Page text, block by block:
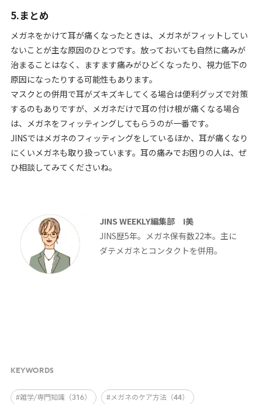
5.まとめ
メガネをかけて耳が痛くなったときは、メガネがフィットしてい
ないことが主な原因のひとつです。放っておいても自然に痛みが
治まることはなく、ますます痛みがひどくなったり、視力低下の
原因になったりする可能性もあります。
マスクとの併用で耳がズキズキしてくる場合は便利グッズで対策
するのもありですが、メガネだけで耳の付け根が痛くなる場合
は、メガネをフィッティングしてもらうのが一番です。
JINSではメガネのフィッティングをしているほか、耳が痛くなり
にくいメガネも取り扱っています。耳の痛みでお困りの人は、ぜ
ひ相談してみてくださいね。
JINS WEEKLY編集部 I美
JINS歴5年。メガネ保有数22本。主に
ダテメガネとコンタクトを併用。
KEYWORDS
#雑学/専門知識（316） #メガネのケア方法（44）